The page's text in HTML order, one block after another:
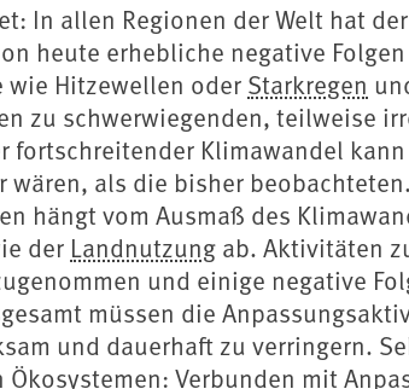
In allen Regionen der Welt hat
heute erhebliche negative
wie Hitzewellen oder Starkregen
zu schwerwiegenden, teilweise
fortschreitender Klimawandel
wären, als die bisher
hängt vom Ausmaß des
der Landnutzung ab. Aktivitäten
und einige negative
müssen die
und dauerhaft zu verringern.
Ökosystemen: Verbunden mit